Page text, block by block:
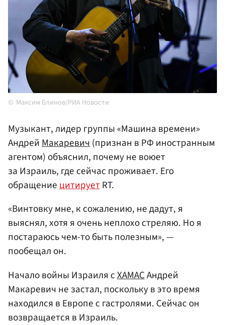
Максим Блинов/РИА Новости
Музыкант, лидер группы «Машина времени»
АндрейМакаревич(признан в РФ иностранным
агентом) объяснил, почему не воюет
за Израиль, где сейчас проживает. Его
обращениецитируетRT.
«Винтовку мне, к сожалению, не дадут, я
выяснял, хотя я очень неплохо стреляю. Но я
постараюсь чем-то быть полезным», —
пообещал он.
Начало войны Израиля сХАМАСАндрей
Макаревич не застал, поскольку в это время
находился в Европе с гастролями. Сейчас он
возвращается в Израиль.